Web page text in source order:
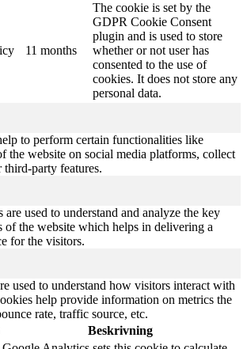
11 months
The cookie is set by the
GDPR Cookie Consent
plugin and is used to store
whether or not user has
consented to the use of
cookies. It does not store any
personal data.
to perform certain functionalities like
the website on social media platforms, collect
third-party features.
are used to understand and analyze the key
of the website which helps in delivering a
for the visitors.
used to understand how visitors interact with
help provide information on metrics the
rate, traffic source, etc.
Beskrivning